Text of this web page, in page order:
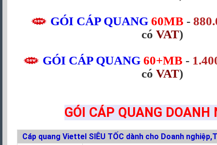
GÓI CÁP QUANG 60MB -
có VAT)
GÓI CÁP QUANG 60+MB -
có VAT)
GÓI CÁP QUANG DOANH
Cáp quang Viettel SIÊU TỐC dành cho Doanh